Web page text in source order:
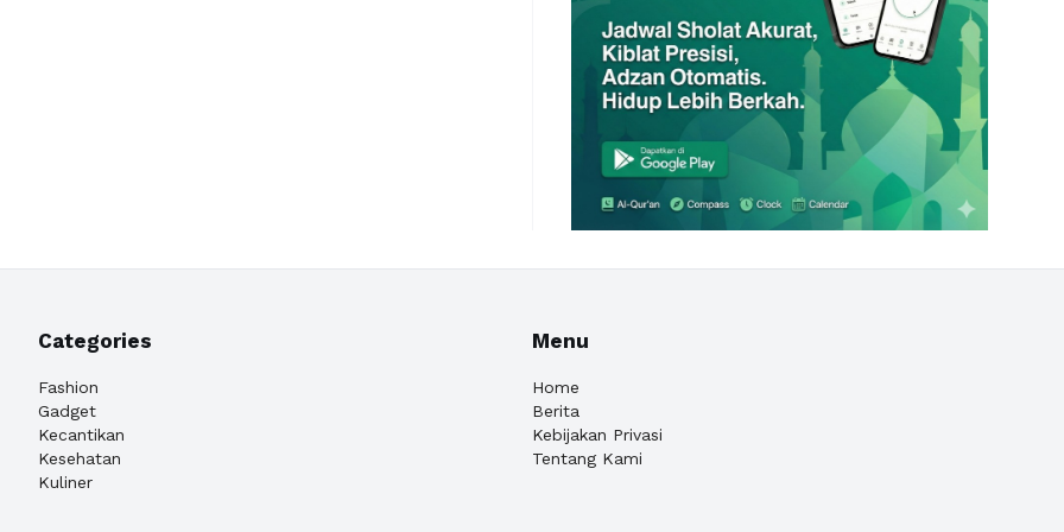
Categories
Fashion
Gadget
Kecantikan
Kesehatan
Kuliner
Menu
Home
Berita
Kebijakan Privasi
Tentang Kami